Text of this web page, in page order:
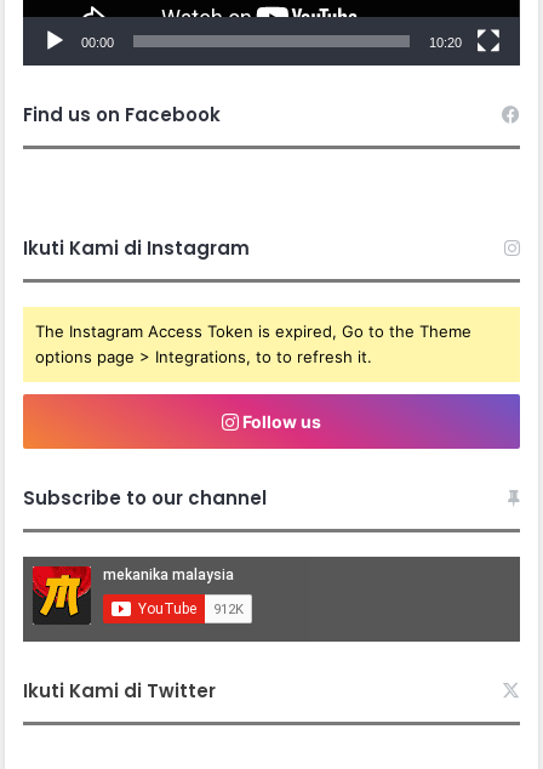
00:00 10:20
Find us on Facebook
Ikuti Kami di Instagram
The Instagram Access Token is expired, Go to the Theme
options page > Integrations, to to refresh it.
Follow us
Subscribe to our channel
Ikuti Kami di Twitter